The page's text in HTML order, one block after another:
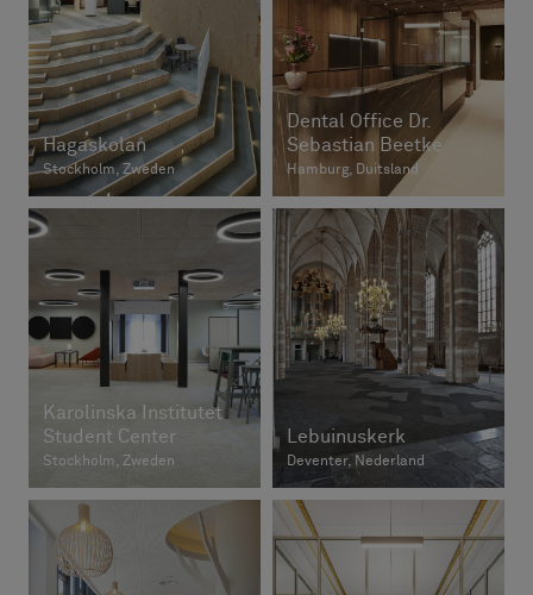
Hagaskolan
Stockholm, Zweden
Dental Office Dr.
Sebastian Beetke
Hamburg, Duitsland
Karolinska Institutet
Student Center
Stockholm, Zweden
Lebuinuskerk
Deventer, Nederland